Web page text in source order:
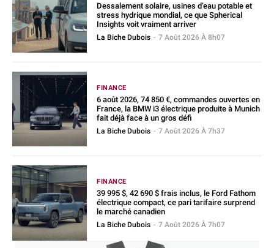
Dessalement solaire, usines d’eau potable et
stress hydrique mondial, ce que Spherical
Insights voit vraiment arriver
La Biche Dubois - 7 Août 2026 À 8h07
FINANCE
6 août 2026, 74 850 €, commandes ouvertes en
France, la BMW i3 électrique produite à Munich
fait déjà face à un gros défi
La Biche Dubois - 7 Août 2026 À 7h37
FINANCE
39 995 $, 42 690 $ frais inclus, le Ford Fathom
électrique compact, ce pari tarifaire surprend
le marché canadien
La Biche Dubois - 7 Août 2026 À 7h07